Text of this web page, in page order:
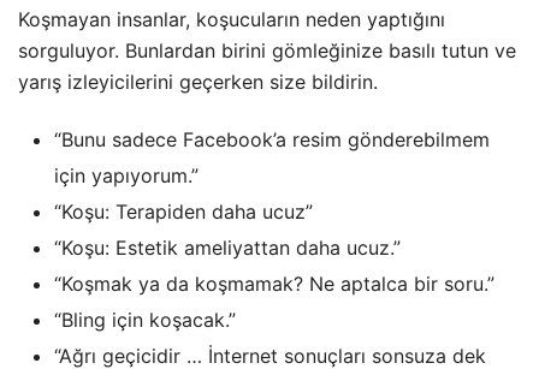
Koşmayan insanlar, koşucuların neden yaptığını
sorguluyor. Bunlardan birini gömleğinize basılı tutun ve
yarış izleyicilerini geçerken size bildirin.
“Bunu sadece Facebook’a resim gönderebilmem
için yapıyorum.”
“Koşu: Terapiden daha ucuz”
“Koşu: Estetik ameliyattan daha ucuz.”
“Koşmak ya da koşmamak? Ne aptalca bir soru.”
“Bling için koşacak.”
“Ağrı geçicidir … İnternet sonuçları sonsuza dek